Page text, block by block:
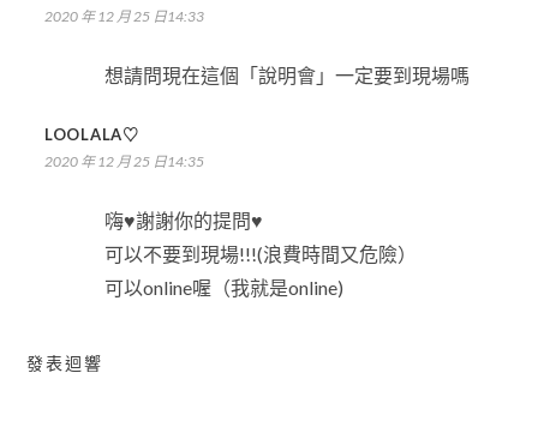
2020 年 12 月 25 日14:33
想請問現在這個「說明會」一定要到現場嗎
LOOLALA♡
2020 年 12 月 25 日14:35
嗨♥謝謝你的提問♥
可以不要到現場!!!(浪費時間又危險）
可以online喔（我就是online)
發表迴響